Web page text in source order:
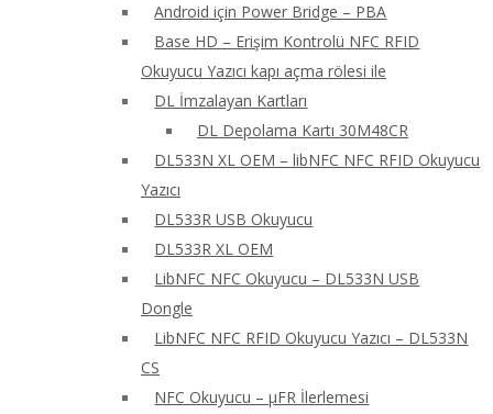
Android için Power Bridge – PBA
Base HD – Erişim Kontrolü NFC RFID
Okuyucu Yazıcı kapı açma rölesi ile
DL İmzalayan Kartları
DL Depolama Kartı 30M48CR
DL533N XL OEM – libNFC NFC RFID Okuyucu
Yazıcı
DL533R USB Okuyucu
DL533R XL OEM
LibNFC NFC Okuyucu – DL533N USB
Dongle
LibNFC NFC RFID Okuyucu Yazıcı – DL533N
CS
NFC Okuyucu – μFR İlerlemesi